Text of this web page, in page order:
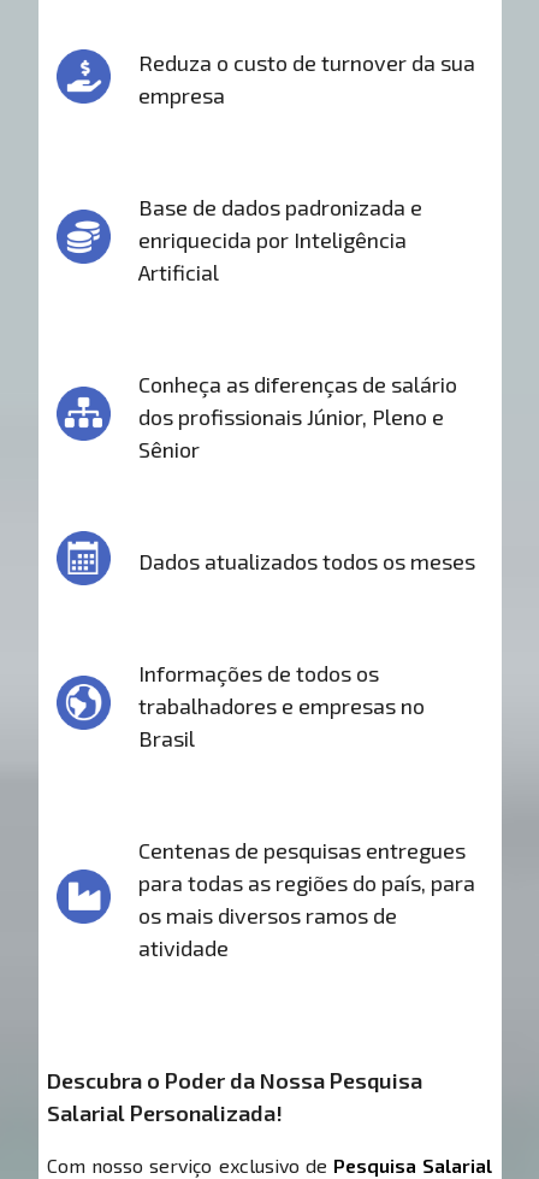
Reduza o custo de turnover da sua
empresa
Base de dados padronizada e
enriquecida por Inteligência
Artificial
Conheça as diferenças de salário
dos profissionais Júnior, Pleno e
Sênior
Dados atualizados todos os meses
Informações de todos os
trabalhadores e empresas no
Brasil
Centenas de pesquisas entregues
para todas as regiões do país, para
os mais diversos ramos de
atividade
Descubra o Poder da Nossa Pesquisa
Salarial Personalizada!
Com nosso serviço exclusivo de Pesquisa Salarial